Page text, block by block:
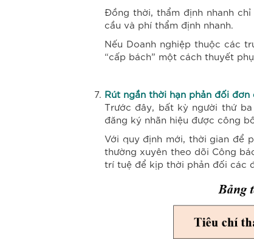
Đồng thời, thẩm định nhanh
cầu và phí thẩm định nhanh.
Nếu Doanh nghiệp thuộc các
“cấp bách” một cách thuyết
Rút ngắn thời hạn phản đối đơn
Trước đây, bất kỳ người thứ
đăng ký nhãn hiệu được công
Với quy định mới, thời gian để
thường xuyên theo dõi Công
trí tuệ để kịp thời phản đối các